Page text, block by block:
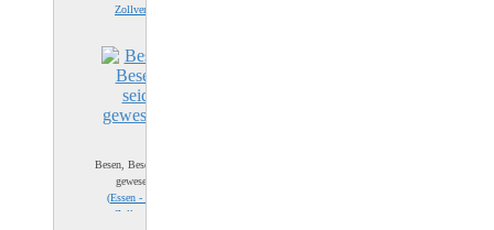
Zollverein
Besen, Besen, seids
gewesen...
(Essen - Zeche
Zollverein